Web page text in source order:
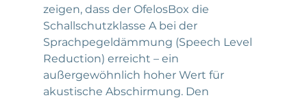
zeigen, dass der OfelosBox die
Schallschutzklasse A bei der
Sprachpegeldämmung (Speech Level
Reduction) erreicht – ein
außergewöhnlich hoher Wert für
akustische Abschirmung. Den